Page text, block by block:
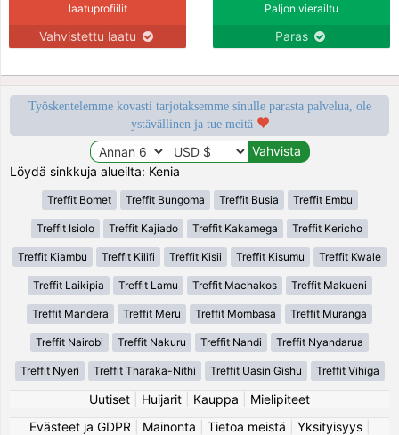
laatuprofiilit
Vahvistettu laatu
Paljon vierailtu
Paras
Työskentelemme kovasti tarjotaksemme sinulle parasta palvelua, ole
ystävällinen ja tue meitä
Löydä sinkkuja alueilta: Kenia
Treffit Bomet Treffit Bungoma Treffit Busia Treffit Embu
Treffit Isiolo Treffit Kajiado Treffit Kakamega Treffit Kericho
Treffit Kiambu Treffit Kilifi Treffit Kisii Treffit Kisumu Treffit Kwale
Treffit Laikipia Treffit Lamu Treffit Machakos Treffit Makueni
Treffit Mandera Treffit Meru Treffit Mombasa Treffit Muranga
Treffit Nairobi Treffit Nakuru Treffit Nandi Treffit Nyandarua
Treffit Nyeri Treffit Tharaka-Nithi Treffit Uasin Gishu Treffit Vihiga
Uutiset Huijarit Kauppa
Mielipiteet
Evästeet ja GDPR
Mainonta Tietoa meistä Yksityisyys|